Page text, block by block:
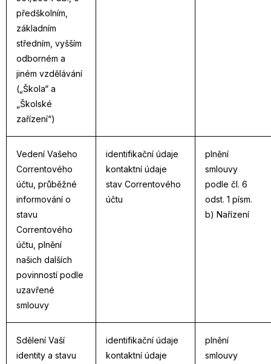
předškolním,
základním
středním, vyšším
odborném a
jiném vzdělávání
(„Škola“ a
„Školské
zařízení“)
Vedení Vašeho
Correntového
účtu, průběžné
informování o
stavu
Correntového
účtu, plnění
našich dalších
povinností podle
uzavřené
smlouvy
identifikační údaje
kontaktní údaje
stav Correntového
účtu
plnění
smlouvy
podle čl. 6
odst. 1 písm.
b) Nařízení
Sdělení Vaší
identity a stavu
identifikační údaje
kontaktní údaje
plnění
smlouvy